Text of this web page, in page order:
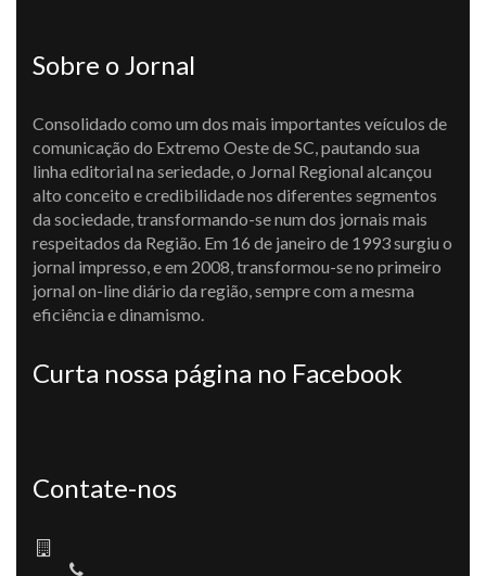
Sobre o Jornal
Consolidado como um dos mais importantes veículos de
comunicação do Extremo Oeste de SC, pautando sua
linha editorial na seriedade, o Jornal Regional alcançou
alto conceito e credibilidade nos diferentes segmentos
da sociedade, transformando-se num dos jornais mais
respeitados da Região. Em 16 de janeiro de 1993 surgiu o
jornal impresso, e em 2008, transformou-se no primeiro
jornal on-line diário da região, sempre com a mesma
eficiência e dinamismo.
Curta nossa página no Facebook
Contate-nos